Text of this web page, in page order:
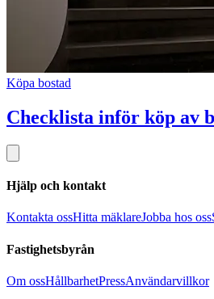
Köpa bostad
Checklista inför köp av
Hjälp och kontakt
Kontakta ossHitta mäklareJobba hos oss
Fastighetsbyrån
Om ossHållbarhetPressAnvändarvillkor